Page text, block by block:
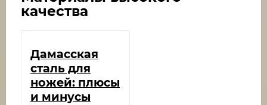
качества
Дамасская
сталь для
ножей: плюсы
и минусы